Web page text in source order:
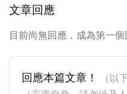
文章回應
目前尚無回應，成為第一個
回應本篇文章！
（以